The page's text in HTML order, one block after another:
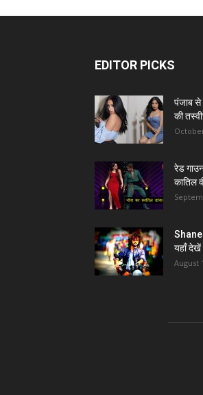
EDITOR PICKS
पंजाब
की
रेड
कातिल
Shane
यहाँ देखें
August